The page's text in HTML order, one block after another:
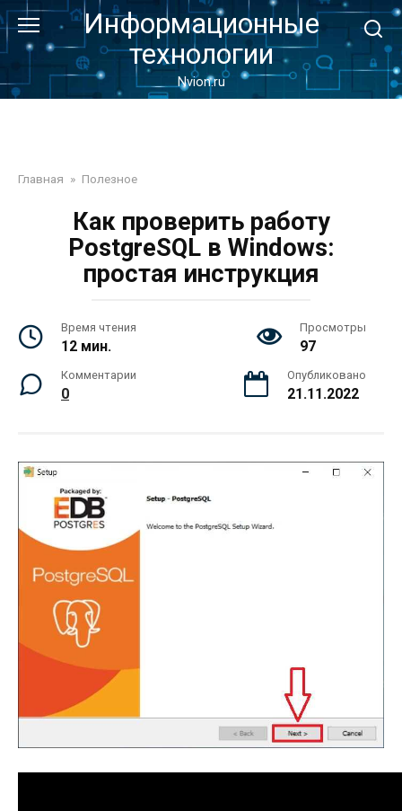
Перейти
к
контенту
Информационные
технологии
Nvion.ru
Главная » Полезное
Как проверить работу
PostgreSQL в Windows:
простая инструкция
Время чтения
12 мин.
Просмотры
97
Комментарии
0
Опубликовано
21.11.2022